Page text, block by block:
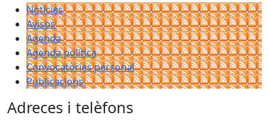
Notícies
Avisos
Agenda
Agenda política
Convocatòries personal
Publicacions
Adreces i telèfons